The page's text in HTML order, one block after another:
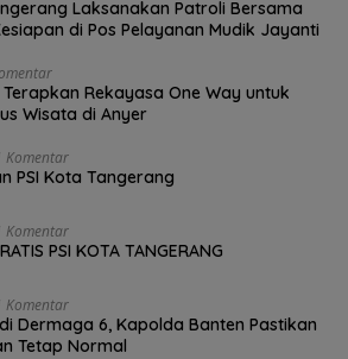
Laksanakan Patroli Bersama
di Pos Pelayanan Mudik Jayanti
Rekayasa One Way untuk
Wisata di Anyer
Komentar
PSI Kota Tangerang
Komentar
PSI KOTA TANGERANG
Komentar
Dermaga 6, Kapolda Banten Pastikan
Tetap Normal